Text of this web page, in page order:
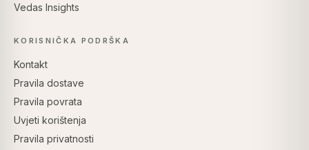
Vedas Insights
KORISNIČKA PODRŠKA
Kontakt
Pravila dostave
Pravila povrata
Uvjeti korištenja
Pravila privatnosti